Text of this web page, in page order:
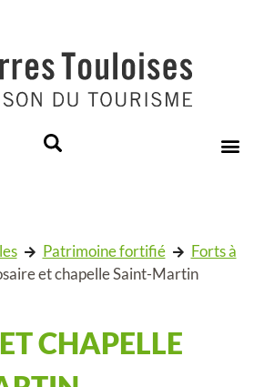
Patrimoine fortifié
Forts à
et chapelle Saint-Martin
CHAPELLE